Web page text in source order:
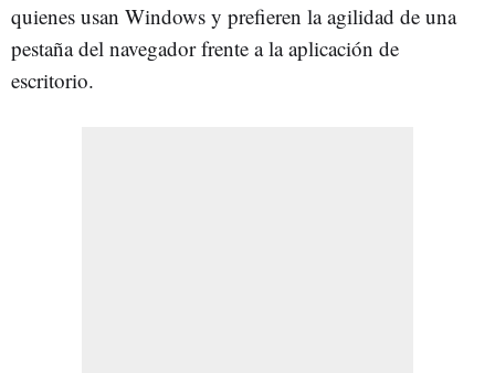
quienes usan Windows y prefieren la agilidad de una
pestaña del navegador frente a la aplicación de
escritorio.